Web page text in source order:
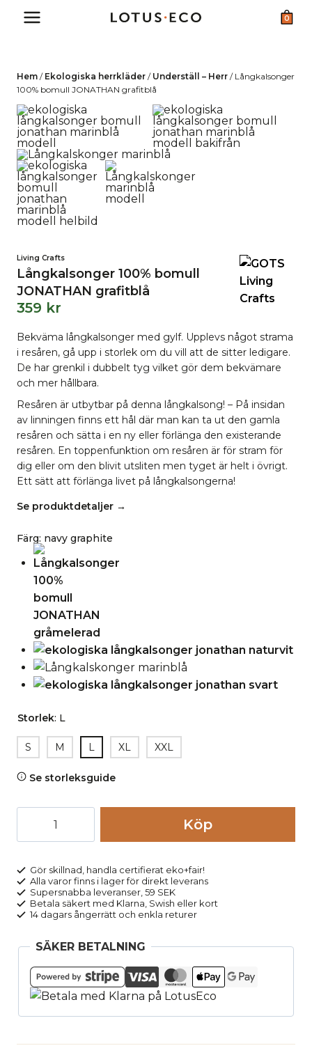
0
Hem / Ekologiska herrkläder / Underställ – Herr / Långkalsonger
100% bomull JONATHAN grafitblå
Living Crafts
Långkalsonger 100% bomull
JONATHAN grafitblå
359 kr
Bekväma långkalsonger med gylf. Upplevs något strama
i resåren, gå upp i storlek om du vill att de sitter ledigare.
De har grenkil i dubbelt tyg vilket gör dem bekvämare
och mer hållbara.
Resåren är utbytbar på denna långkalsong! – På insidan
av linningen finns ett hål där man kan ta ut den gamla
resåren och sätta i en ny eller förlänga den existerande
resåren. En toppenfunktion om resåren är för stram för
dig eller om den blivit utsliten men tyget är helt i övrigt.
Ett sätt att förlänga livet på långkalsongerna!
Se produktdetaljer →
Färg: navy graphite
Storlek: L
S M L XL XXL
Se storleksguide
JONATHAN
grafitblå
mängd
Köp
Gör skillnad, handla certifierat eko+fair!
Alla varor finns i lager för direkt leverans
Supersnabba leveranser, 59 SEK
Betala säkert med Klarna, Swish eller kort
14 dagars ångerrätt och enkla returer
SÄKER BETALNING